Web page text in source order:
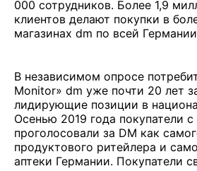
000 сотрудников. Более 1,9
клиентов делают покупки в
магазинах dm по всей
В независимом опросе
Monitor» dm уже почти 20 лет
лидирующие позиции в
Осенью 2019 года покупатели
проголосовали за DM как
продуктового ритейлера и
аптеки Германии. Покупатели